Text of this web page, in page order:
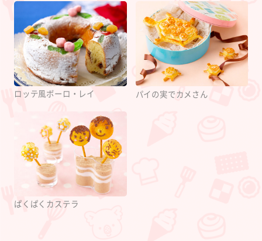
ロッテ風ボーロ・レイ パイの実でカメさん
ぱくぱくカステラ